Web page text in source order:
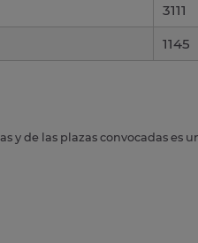
3111
1145
y de las plazas convocadas es